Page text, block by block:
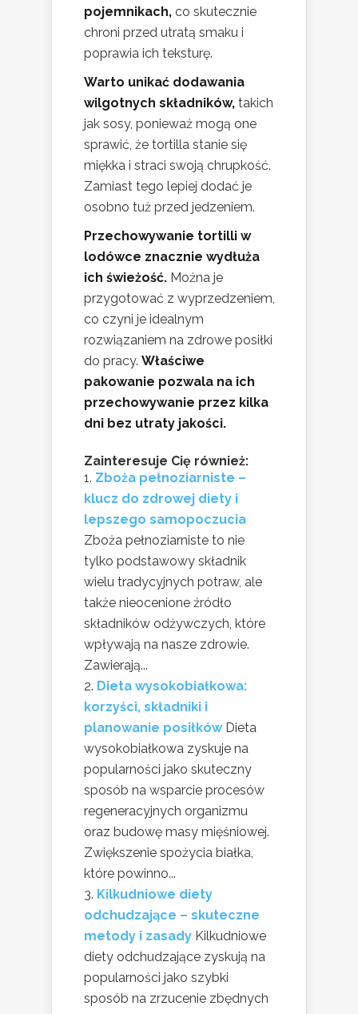
pojemnikach, co skutecznie
chroni przed utratą smaku i
poprawia ich teksturę.
Warto unikać dodawania
wilgotnych składników, takich
jak sosy, ponieważ mogą one
sprawić, że tortilla stanie się
miękka i straci swoją chrupkość.
Zamiast tego lepiej dodać je
osobno tuż przed jedzeniem.
Przechowywanie tortilli w
lodówce znacznie wydłuża
ich świeżość. Można je
przygotować z wyprzedzeniem,
co czyni je idealnym
rozwiązaniem na zdrowe posiłki
do pracy. Właściwe
pakowanie pozwala na ich
przechowywanie przez kilka
dni bez utraty jakości.
Zainteresuje Cię również:
Zboża pełnoziarniste –
klucz do zdrowej diety i
lepszego samopoczucia
Zboża pełnoziarniste to nie
tylko podstawowy składnik
wielu tradycyjnych potraw, ale
także nieocenione źródło
składników odżywczych, które
wpływają na nasze zdrowie.
Zawierają...
Dieta wysokobiałkowa:
korzyści, składniki i
planowanie posiłków Dieta
wysokobiałkowa zyskuje na
popularności jako skuteczny
sposób na wsparcie procesów
regeneracyjnych organizmu
oraz budowę masy mięśniowej.
Zwiększenie spożycia białka,
które powinno...
Kilkudniowe diety
odchudzające – skuteczne
metody i zasady Kilkudniowe
diety odchudzające zyskują na
popularności jako szybki
sposób na zrzucenie zbędnych